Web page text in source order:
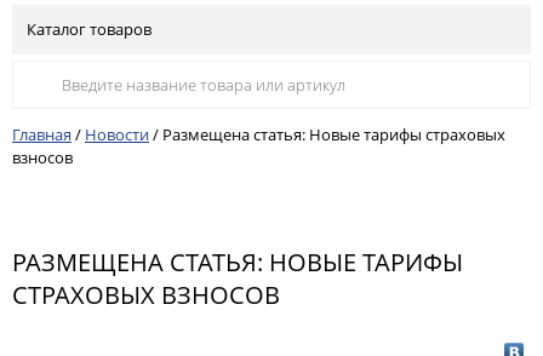
Каталог товаров
Главная / Новости/ Размещена статья: Новые тарифы страховых
взносов
РАЗМЕЩЕНА СТАТЬЯ: НОВЫЕ ТАРИФЫ
СТРАХОВЫХ ВЗНОСОВ